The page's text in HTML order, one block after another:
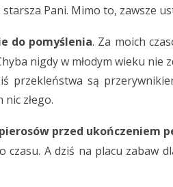
Pani. Mimo to, zawsze
do pomyślenia. Za moich
nigdy w młodym wieku nie
przekleństwa są
złego.
przed ukończeniem
A dziś na placu zabaw